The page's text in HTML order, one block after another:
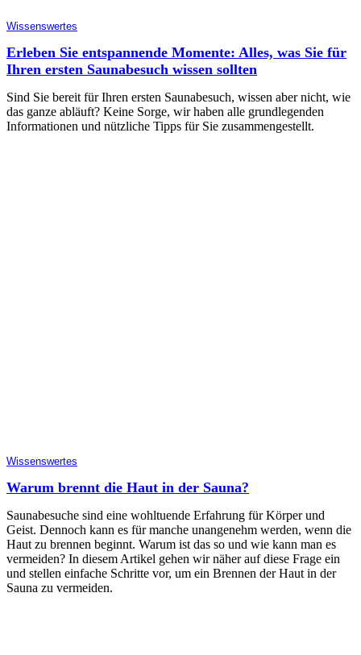
Wissenswertes
Erleben Sie entspannende Momente: Alles, was Sie für
Ihren ersten Saunabesuch wissen sollten
Sind Sie bereit für Ihren ersten Saunabesuch, wissen aber nicht, wie
das ganze abläuft? Keine Sorge, wir haben alle grundlegenden
Informationen und nützliche Tipps für Sie zusammengestellt.
Wissenswertes
Warum brennt die Haut in der Sauna?
Saunabesuche sind eine wohltuende Erfahrung für Körper und
Geist. Dennoch kann es für manche unangenehm werden, wenn die
Haut zu brennen beginnt. Warum ist das so und wie kann man es
vermeiden? In diesem Artikel gehen wir näher auf diese Frage ein
und stellen einfache Schritte vor, um ein Brennen der Haut in der
Sauna zu vermeiden.